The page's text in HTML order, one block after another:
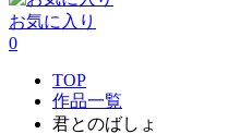
お気に入り
0
TOP
作品一覧
君とのばしょ